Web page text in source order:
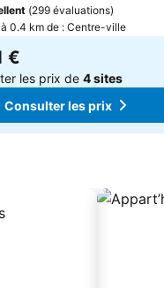
(299 évaluations)
0.4 km de : Centre-ville
€
les prix de 4 sites
Consulter les prix